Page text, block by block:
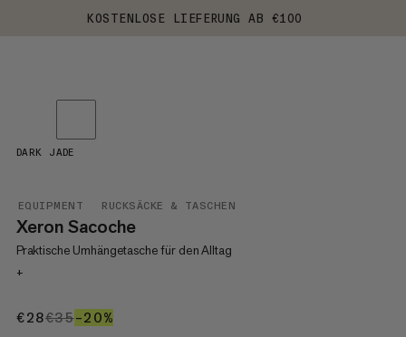
KOSTENLOSE LIEFERUNG AB €100
EQUIPMENT RUCKSÄCKE & TASCHEN
Xeron Sacoche
Praktische Umhängetasche für den Alltag
+
€28€28
€35€35
–20%
DARK JADE